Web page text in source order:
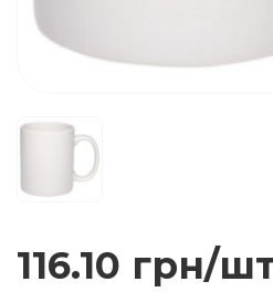
116.10 грн/